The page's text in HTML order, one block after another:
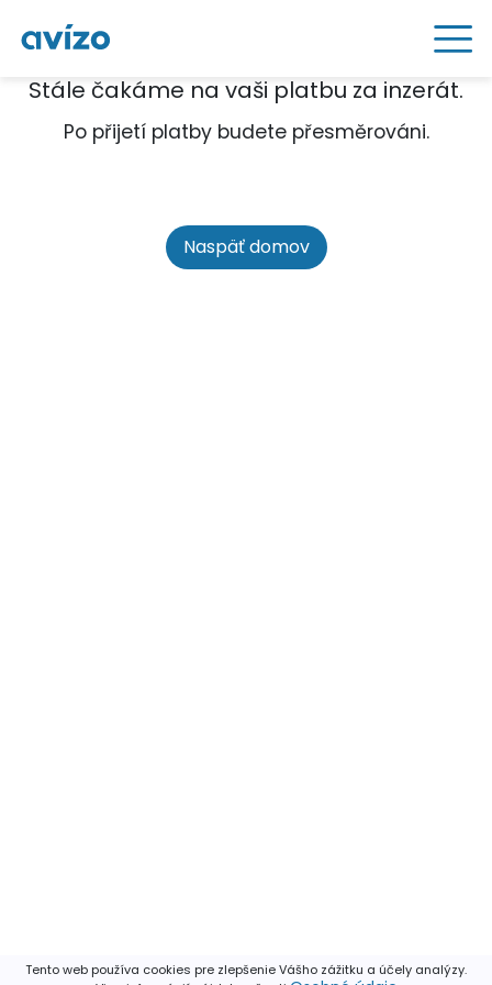
Tento web používa cookies pre zlepšenie Vášho zážitku a účely analýzy.
Stále čakáme na vaši platbu za inzerát.
Po přijetí platby budete přesměrováni.
Naspäť domov